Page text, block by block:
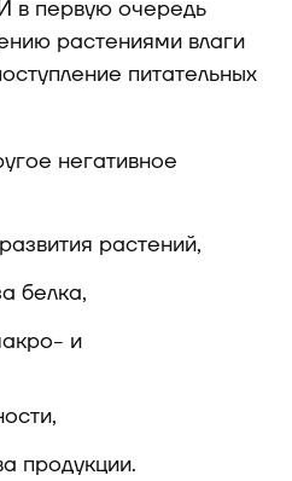
в первую очередь
растениями влаги
питательных
негативное
растений,
белка,
и
продукции.